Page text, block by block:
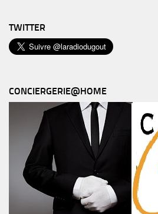
TWITTER
CONCIERGERIE@HOME